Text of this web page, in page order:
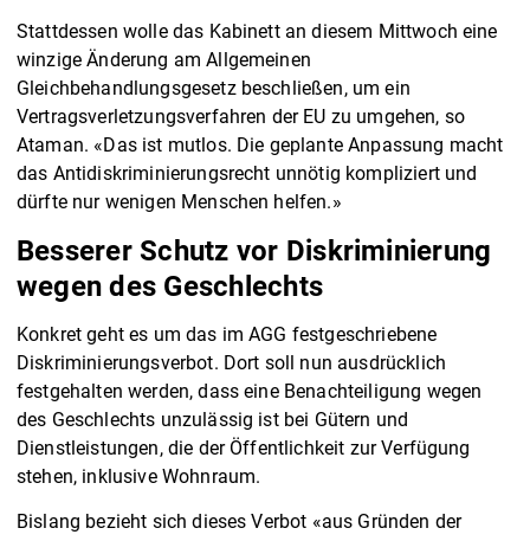
Stattdessen wolle das Kabinett an diesem Mittwoch eine
winzige Änderung am Allgemeinen
Gleichbehandlungsgesetz beschließen, um ein
Vertragsverletzungsverfahren der EU zu umgehen, so
Ataman. «Das ist mutlos. Die geplante Anpassung macht
das Antidiskriminierungsrecht unnötig kompliziert und
dürfte nur wenigen Menschen helfen.»
Besserer Schutz vor Diskriminierung
wegen des Geschlechts
Konkret geht es um das im AGG festgeschriebene
Diskriminierungsverbot. Dort soll nun ausdrücklich
festgehalten werden, dass eine Benachteiligung wegen
des Geschlechts unzulässig ist bei Gütern und
Dienstleistungen, die der Öffentlichkeit zur Verfügung
stehen, inklusive Wohnraum.
Bislang bezieht sich dieses Verbot «aus Gründen der